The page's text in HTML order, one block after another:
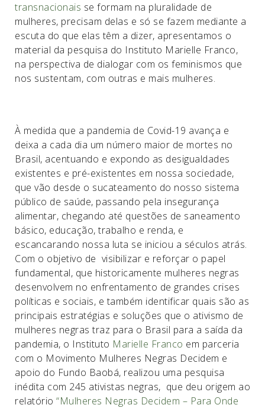
transnacionais se formam na pluralidade de
mulheres, precisam delas e só se fazem mediante a
escuta do que elas têm a dizer, apresentamos o
material da pesquisa do Instituto Marielle Franco,
na perspectiva de dialogar com os feminismos que
nos sustentam, com outras e mais mulheres.
À medida que a pandemia de Covid-19 avança e
deixa a cada dia um número maior de mortes no
Brasil, acentuando e expondo as desigualdades
existentes e pré-existentes em nossa sociedade,
que vão desde o sucateamento do nosso sistema
público de saúde, passando pela insegurança
alimentar, chegando até questões de saneamento
básico, educação, trabalho e renda, e
escancarando nossa luta se iniciou a séculos atrás.
Com o objetivo de visibilizar e reforçar o papel
fundamental, que historicamente mulheres negras
desenvolvem no enfrentamento de grandes crises
políticas e sociais, e também identificar quais são as
principais estratégias e soluções que o ativismo de
mulheres negras traz para o Brasil para a saída da
pandemia, o Instituto Marielle Franco em parceria
com o Movimento Mulheres Negras Decidem e
apoio do Fundo Baobá, realizou uma pesquisa
inédita com 245 ativistas negras, que deu origem ao
relatório “Mulheres Negras Decidem – Para Onde